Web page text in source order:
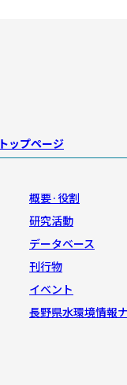
トップページ
概要·役割
研究活動
データベース
刊行物
イベント
長野県水環境情報